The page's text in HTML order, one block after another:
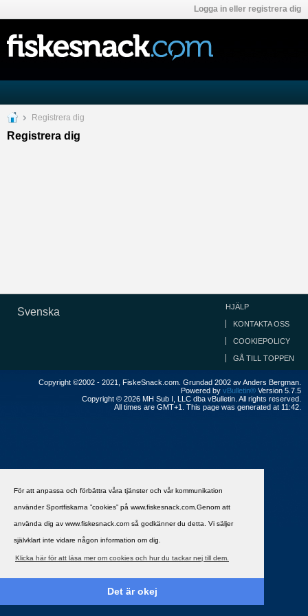
För att anpassa och förbättra våra tjänster och vår kommunikation
använder Sportfiskarna ”cookies” på www.fiskesnack.com.Genom att
använda dig av www.fiskesnack.com så godkänner du detta. Vi säljer
självklart inte vidare någon information om dig.
Klicka här för att läsa mer om cookies och hur du tackar nej till dem.
Det är okej
Logga in eller registrera dig
Registrera dig
Registrera dig
Svenska HJÄLP
KONTAKTA OSS
COOKIEPOLICY
GÅ TILL TOPPEN
Copyright ©2002 - 2021, FiskeSnack.com. Grundad 2002 av Anders Bergman.
Powered by vBulletin® Version 5.7.5
Copyright © 2026 MH Sub I, LLC dba vBulletin. All rights reserved.
All times are GMT+1. This page was generated at 11:42.